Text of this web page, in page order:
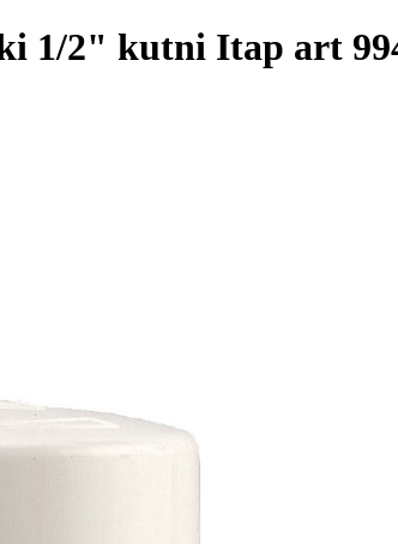
1/2" kutni Itap art